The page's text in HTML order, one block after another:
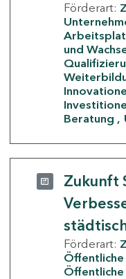
Förderart:
und
Beratung
Zukunft
Förderart:
Öffentliche
Öffentliche